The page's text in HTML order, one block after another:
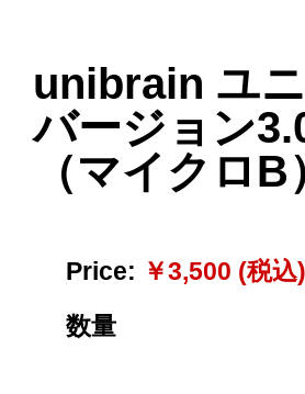
unibrain ユ
バージョン
（マイクロ
Price: ￥3,500 (税込)
数量